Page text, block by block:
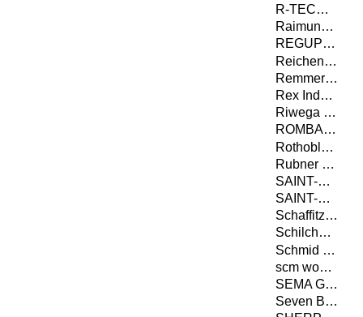
R-TECH Stahlbauges.m.b.H.
Raimund Beck KG, Wire-Staples-Company
REGUPOL BSW GmbH
Reichenbacher Hamuel GmbH
Remmers GmbH
Rex Industrie-Produkte Graf von Rex GmbH
Riwega GmbH
ROMBACH BAUHOLZ + ABBUND GMBH
Rothoblaas
Rubner Holding
SAINT-GOBAIN ISOVER G+H AG
SAINT-GOBAIN RIGIPS GMBH
Schaffitzel Holzindustrie GmbH + Co. KG
Schilcher Trading & Engineering GmbH
Schmid Schrauben Hainfeld GmbH
scm woodworking technology
SEMA GmbH
Seven Bel GmbH